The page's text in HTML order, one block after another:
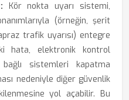
Kör nokta uyarı sistemi,
(örneğin, şerit
trafik uyarısı) entegre
hata, elektronik kontrol
sistemleri kapatma
nedeniyle diğer güvenlik
yol açabilir. Bu